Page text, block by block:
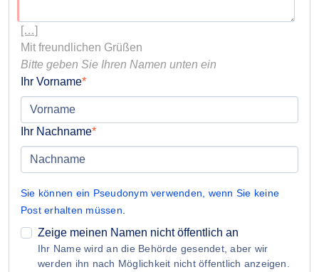
[…]
Bitte geben Sie Ihren Namen unten ein
Ihr Vorname
Ihr Nachname
Sie können ein Pseudonym verwenden, wenn Sie keine
Post erhalten müssen
Zeige meinen Namen nicht öffentlich an
Ihr Name wird an die Behörde gesendet, aber wir
werden ihn nach Möglichkeit nicht öffentlich anzeigen.